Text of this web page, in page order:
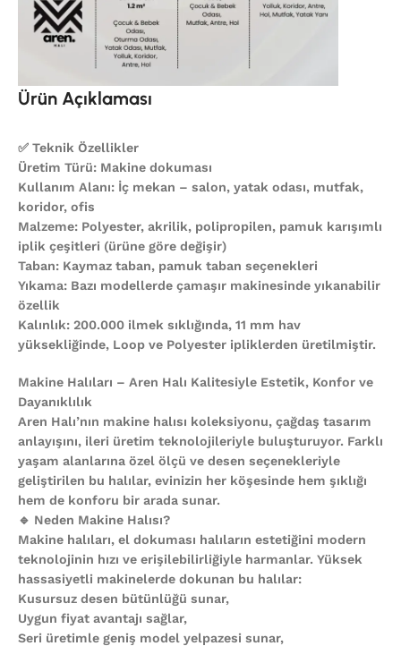
Ürün Açıklaması
✅ Teknik Özellikler
Üretim Türü: Makine dokuması
Kullanım Alanı: İç mekan – salon, yatak odası, mutfak,
koridor, ofis
Malzeme: Polyester, akrilik, polipropilen, pamuk karışımlı
iplik çeşitleri (ürüne göre değişir)
Taban: Kaymaz taban, pamuk taban seçenekleri
Yıkama: Bazı modellerde çamaşır makinesinde yıkanabilir
özellik
Kalınlık: 200.000 ilmek sıklığında, 11 mm hav
yüksekliğinde, Loop ve Polyester ipliklerden üretilmiştir.
Makine Halıları – Aren Halı Kalitesiyle Estetik, Konfor ve
Dayanıklılık
Aren Halı’nın makine halısı koleksiyonu, çağdaş tasarım
anlayışını, ileri üretim teknolojileriyle buluşturuyor. Farklı
yaşam alanlarına özel ölçü ve desen seçenekleriyle
geliştirilen bu halılar, evinizin her köşesinde hem şıklığı
hem de konforu bir arada sunar.
🔹 Neden Makine Halısı?
Makine halıları, el dokuması halıların estetiğini modern
teknolojinin hızı ve erişilebilirliğiyle harmanlar. Yüksek
hassasiyetli makinelerde dokunan bu halılar:
Kusursuz desen bütünlüğü sunar,
Uygun fiyat avantajı sağlar,
Seri üretimle geniş model yelpazesi sunar,